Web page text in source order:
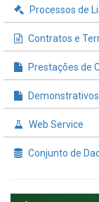
Processos de
Contratos e
Prestações de
Demonstrativos
Web Service
Conjunto de